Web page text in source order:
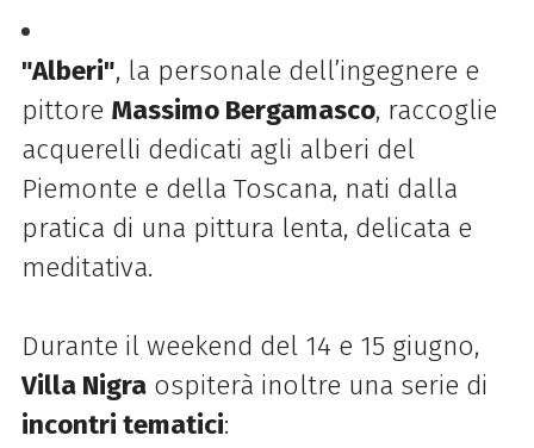
"Alberi", la personale dell’ingegnere e
pittore Massimo Bergamasco, raccoglie
acquerelli dedicati agli alberi del
Piemonte e della Toscana, nati dalla
pratica di una pittura lenta, delicata e
meditativa.
Durante il weekend del 14 e 15 giugno,
Villa Nigraospiterà inoltre una serie di
incontri tematici: